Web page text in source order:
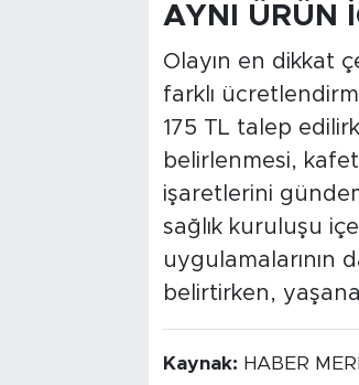
AYNI ÜRÜN
Olayın en dikkat
farklı
175 TL talep
belirlenmesi,
işaretlerini
sağlık kuruluşu
uygulamalarının
belirtirken,
Kaynak: HABER